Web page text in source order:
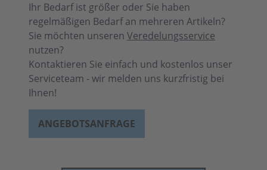
Ihr Bedarf ist größer oder Sie haben
regelmäßigen Bedarf an mehreren Artikeln?
Sie möchten unseren Veredelungsservice
nutzen?
Kontaktieren Sie einfach und kostenlos unser
Serviceteam - wir melden uns kurzfristig bei
Ihnen!
ANGEBOTSANFRAGE